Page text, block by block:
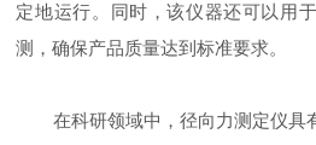
定地运行。同时，该仪器还可以用
测，确保产品质量达到标准要求。
在科研领域中，径向力测定仪具